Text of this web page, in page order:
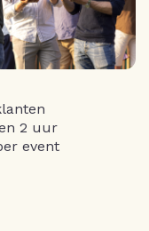
2 uur
event